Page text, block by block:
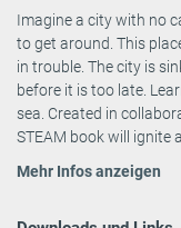
Imagine a city with no
to get around. This
in trouble. The city is
before it is too late.
sea. Created in
STEAM book will ignite
Mehr Infos anzeigen